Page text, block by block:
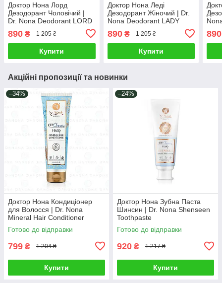
Доктор Нона Лорд
Дезодорант Чоловічий |
Dr. Nona Deodorant LORD
890 ₴ 1 205 ₴
Купити
Доктор Нона Леді
Дезодорант Жіночий | Dr.
Nona Deodorant LADY
890₴ 1 205 ₴
Купити
890
Акційні пропозиції та новинки
–34%
Доктор Нона Кондиціонер
для Волосся | Dr. Nona
Mineral Hair Conditioner
Готово до відправки
799 ₴ 1 204 ₴
Купити
–24%
Доктор Нона Зубна Паста
Шинсин | Dr. Nona Shenseen
Toothpaste
Готово до відправки
920 ₴ 1 217 ₴
Купити